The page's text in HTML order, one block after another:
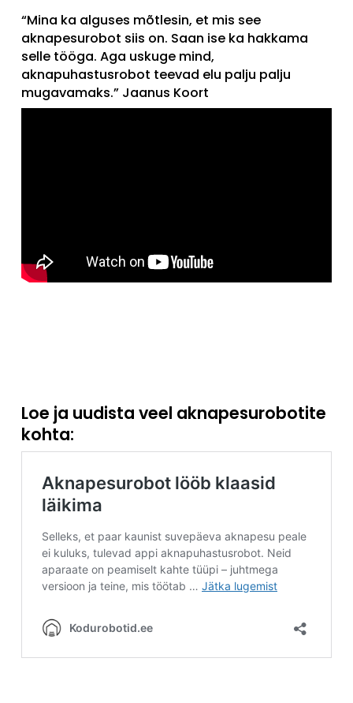
“Mina ka alguses mõtlesin, et mis see
aknapesurobot siis on. Saan ise ka hakkama
selle tööga. Aga uskuge mind,
aknapuhastusrobot teevad elu palju palju
mugavamaks.” Jaanus Koort
Loe ja uudista veel aknapesurobotite
kohta: